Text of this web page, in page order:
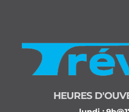
HEURES